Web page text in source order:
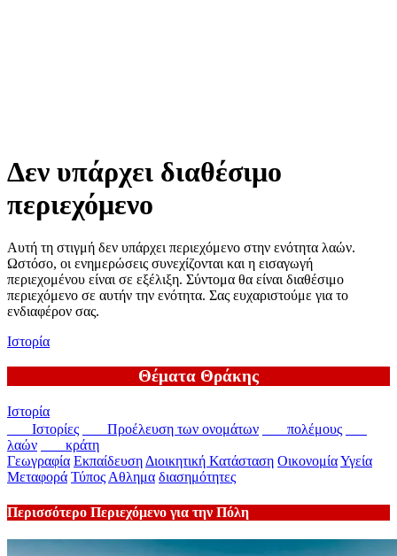
Δεν υπάρχει διαθέσιμο
περιεχόμενο
Αυτή τη στιγμή δεν υπάρχει περιεχόμενο στην ενότητα λαών.
Ωστόσο, οι ενημερώσεις συνεχίζονται και η εισαγωγή
περιεχομένου είναι σε εξέλιξη. Σύντομα θα είναι διαθέσιμο
περιεχόμενο σε αυτήν την ενότητα. Σας ευχαριστούμε για το
ενδιαφέρον σας.
Ιστορία
Θέματα Θράκης
Ιστορία
Ιστορίες
Προέλευση των ονομάτων
πολέμους
λαών
κράτη
Γεωγραφία ΕκπαίδευσηΔιοικητική Κατάσταση ΟικονομίαΥγεία
Μεταφορά ΤύποςΑθλημα διασημότητες
Περισσότερο Περιεχόμενο για την Πόλη